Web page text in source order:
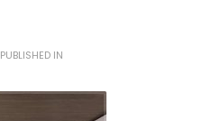
PUBLISHED IN